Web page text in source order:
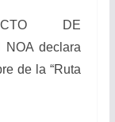
DE
NOA declara
de la “Ruta